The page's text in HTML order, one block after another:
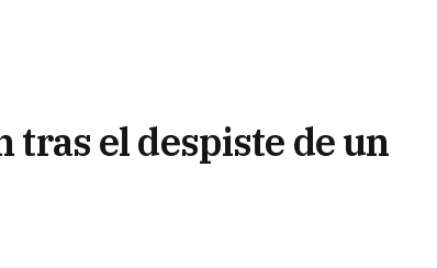
tras el despiste de un